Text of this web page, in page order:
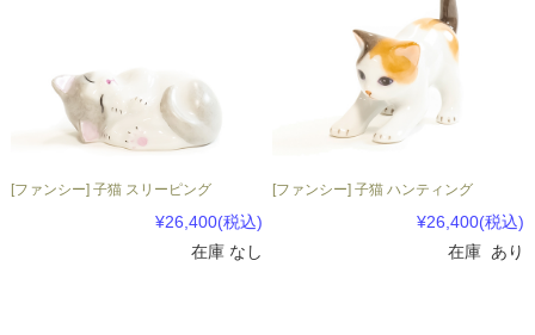
[ファンシー] 子猫 スリーピング
¥26,400(税込)
在庫 なし
[ファンシー] 子猫 ハンティング
¥26,400(税込)
在庫 あり